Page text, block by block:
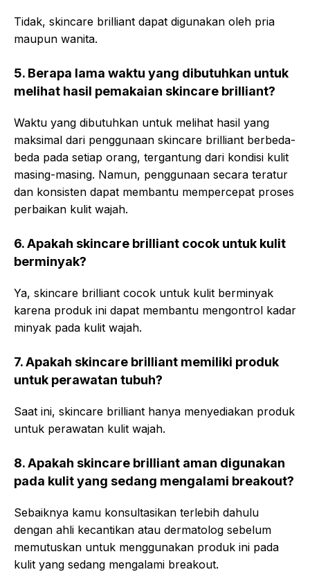
Tidak, skincare brilliant dapat digunakan oleh pria
maupun wanita.
5. Berapa lama waktu yang dibutuhkan untuk
melihat hasil pemakaian skincare brilliant?
Waktu yang dibutuhkan untuk melihat hasil yang
maksimal dari penggunaan skincare brilliant berbeda-
beda pada setiap orang, tergantung dari kondisi kulit
masing-masing. Namun, penggunaan secara teratur
dan konsisten dapat membantu mempercepat proses
perbaikan kulit wajah.
6. Apakah skincare brilliant cocok untuk kulit
berminyak?
Ya, skincare brilliant cocok untuk kulit berminyak
karena produk ini dapat membantu mengontrol kadar
minyak pada kulit wajah.
7. Apakah skincare brilliant memiliki produk
untuk perawatan tubuh?
Saat ini, skincare brilliant hanya menyediakan produk
untuk perawatan kulit wajah.
8. Apakah skincare brilliant aman digunakan
pada kulit yang sedang mengalami breakout?
Sebaiknya kamu konsultasikan terlebih dahulu
dengan ahli kecantikan atau dermatolog sebelum
memutuskan untuk menggunakan produk ini pada
kulit yang sedang mengalami breakout.